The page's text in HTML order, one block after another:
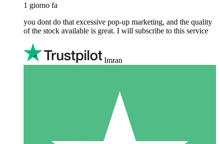
1 giorno fa
you dont do that excessive pop-up marketing, and the quality
of the stock available is great. I will subscribe to this service
Imran